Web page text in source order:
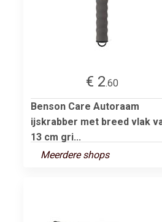
€ 2.60
Benson Care Autoraam
ijskrabber met breed vlak
13 cm gri...
Meerdere shops